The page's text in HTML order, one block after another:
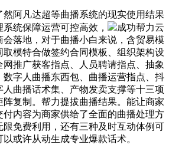
阿凡达超等曲播系统的现实使用结果
统保障运营可控高效，
成功帮力云
落地，对于曲播小白来说，含贸易模
模特合做签约合同模板、组织架构设
推广获客指点、人员聘请指点、抽象
字人曲播东西包、曲播运营指点、抖
曲播话术集、产物发卖支撑等十三项
复制。帮力提拔曲播结果。能让商家
内容为商家供给了全面的曲播处理方
免费利用，还有三种及时互动体例可
或许从动生成专业爆款话术。